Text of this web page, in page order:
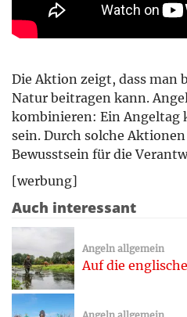
Die Aktion zeigt, dass man
Natur beitragen kann.
kombinieren: Ein Angeltag
sein. Durch solche
Bewusstsein für die
[werbung]
Auch interessant
Angeln allgemein
Auf die